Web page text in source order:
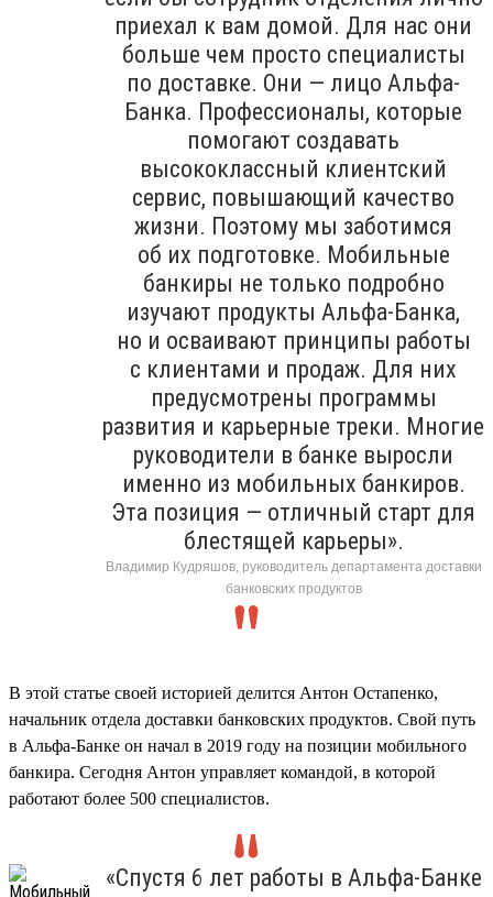
приехал к вам домой. Для нас они
больше чем просто специалисты
по доставке. Они — лицо Альфа-
Банка. Профессионалы, которые
помогают создавать
высококлассный клиентский
сервис, повышающий качество
жизни. Поэтому мы заботимся
об их подготовке. Мобильные
банкиры не только подробно
изучают продукты Альфа-Банка,
но и осваивают принципы работы
с клиентами и продаж. Для них
предусмотрены программы
развития и карьерные треки. Многие
руководители в банке выросли
именно из мобильных банкиров.
Эта позиция — отличный старт для
блестящей карьеры».
Владимир Кудряшов, руководитель департамента доставки
банковских продуктов
В этой статье своей историей делится Антон Остапенко,
начальник отдела доставки банковских продуктов. Свой путь
в Альфа-Банке он начал в 2019 году на позиции мобильного
банкира. Сегодня Антон управляет командой, в которой
работают более 500 специалистов.
«Спустя 6 лет работы в Альфа-Банке